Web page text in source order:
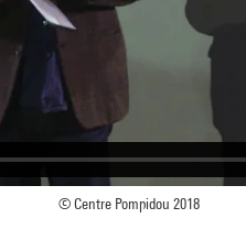
© Centre Pompidou 2018